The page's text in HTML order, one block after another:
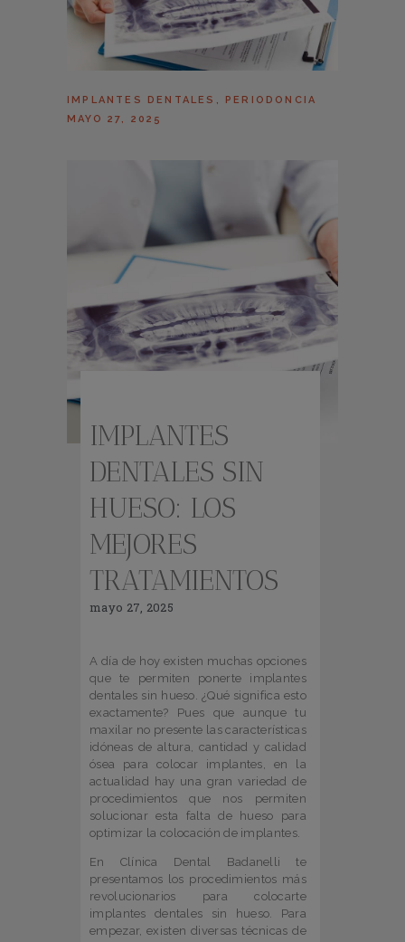
IMPLANTES DENTALES
PERIODONCIA
MAYO 27, 2025
IMPLANTES
DENTALES SIN
HUESO: LOS
MEJORES
TRATAMIENTOS
mayo 27, 2025
A día de hoy existen muchas opciones
que te permiten ponerte implantes
dentales sin hueso. ¿Qué significa esto
exactamente? Pues que aunque tu
maxilar no presente las características
idóneas de altura, cantidad y calidad
ósea para colocar implantes, en la
actualidad hay una gran variedad de
procedimientos que nos permiten
solucionar esta falta de hueso para
optimizar la colocación de implantes.
En Clínica Dental Badanelli te
presentamos los procedimientos más
revolucionarios para colocarte
implantes dentales sin hueso. Para
empezar, existen diversas técnicas de